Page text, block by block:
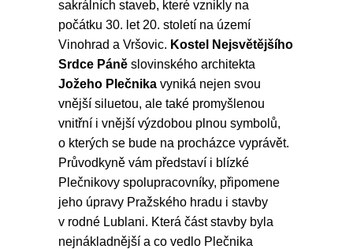
sakrálních staveb, které vznikly na
počátku 30. let 20. století na území
Vinohrad a Vršovic. Kostel Nejsvětějšího
Srdce Páně slovinského architekta
Jožeho Plečnika vyniká nejen svou
vnější siluetou, ale také promyšlenou
vnitřní i vnější výzdobou plnou symbolů,
o kterých se bude na procházce vyprávět.
Průvodkyně vám představí i blízké
Plečnikovy spolupracovníky, připomene
jeho úpravy Pražského hradu i stavby
v rodné Lublani. Která část stavby byla
nejnákladnější a co vedlo Plečnika